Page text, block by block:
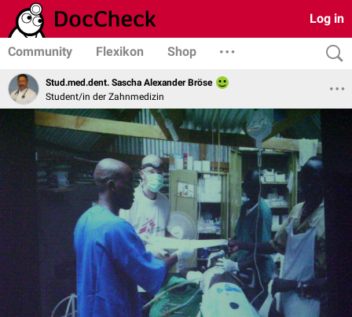
Log in
Community Flexikon Shop
Stud.med.dent. Sascha Alexander Bröse
Student/in der Zahnmedizin